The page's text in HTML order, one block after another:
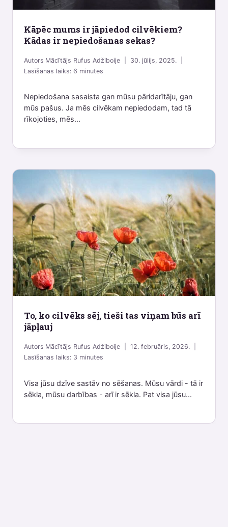
Kāpēc mums ir jāpiedod cilvēkiem?
Kādas ir nepiedošanas sekas?
Autors Mācītājs Rufus Adžiboije
30. jūlijs, 2025.
Lasīšanas laiks:6 minutes
Nepiedošana sasaista gan mūsu pāridarītāju, gan
mūs pašus. Ja mēs cilvēkam nepiedodam, tad tā
rīkojoties, mēs...
To, ko cilvēks sēj, tieši tas viņam būs arī
jāpļauj
Autors Mācītājs Rufus Adžiboije
12. februāris, 2026.
Lasīšanas laiks:3 minutes
Visa jūsu dzīve sastāv no sēšanas. Mūsu vārdi - tā ir
sēkla, mūsu darbības - arī ir sēkla. Pat visa jūsu...